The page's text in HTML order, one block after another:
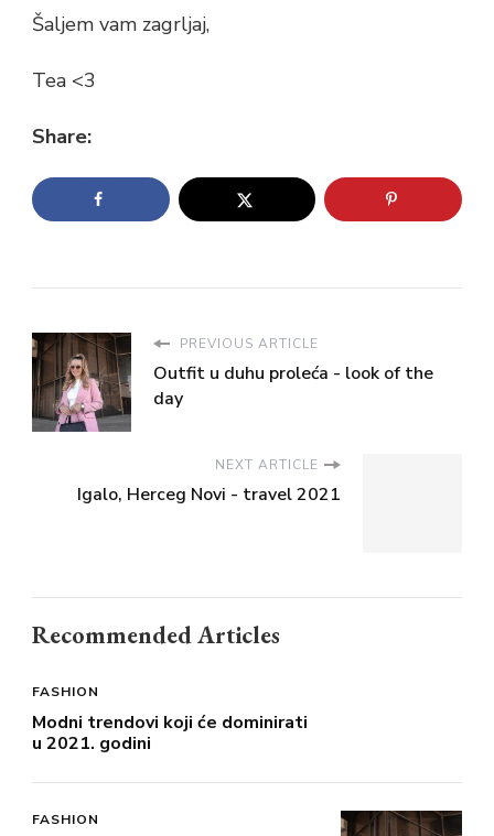
Šaljem vam zagrljaj,
Tea <3
Share:
PREVIOUS ARTICLE
Outfit u duhu proleća - look of the
day
NEXT ARTICLE
Igalo, Herceg Novi - travel 2021
Recommended Articles
FASHION
Modni trendovi koji će dominirati
u 2021. godini
FASHION